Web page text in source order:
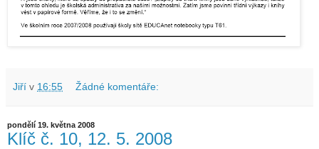
Jiří v 16:55 Žádné komentáře:
pondělí 19. května 2008
Klíč č. 10, 12. 5. 2008